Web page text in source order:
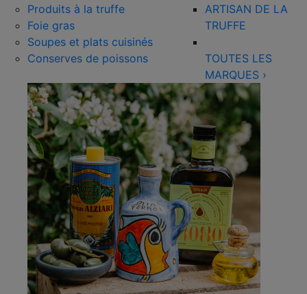
Produits à la truffe
Foie gras
Soupes et plats cuisinés
Conserves de poissons
ARTISAN DE LA
TRUFFE
TOUTES LES
MARQUES ›